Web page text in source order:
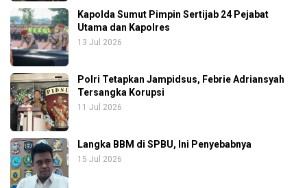
Kapolda Sumut Pimpin Sertijab 24 Pejabat
Utama dan Kapolres
13 Jul 2026
Polri Tetapkan Jampidsus, Febrie Adriansyah
Tersangka Korupsi
11 Jul 2026
Langka BBM di SPBU, Ini Penyebabnya
15 Jul 2026